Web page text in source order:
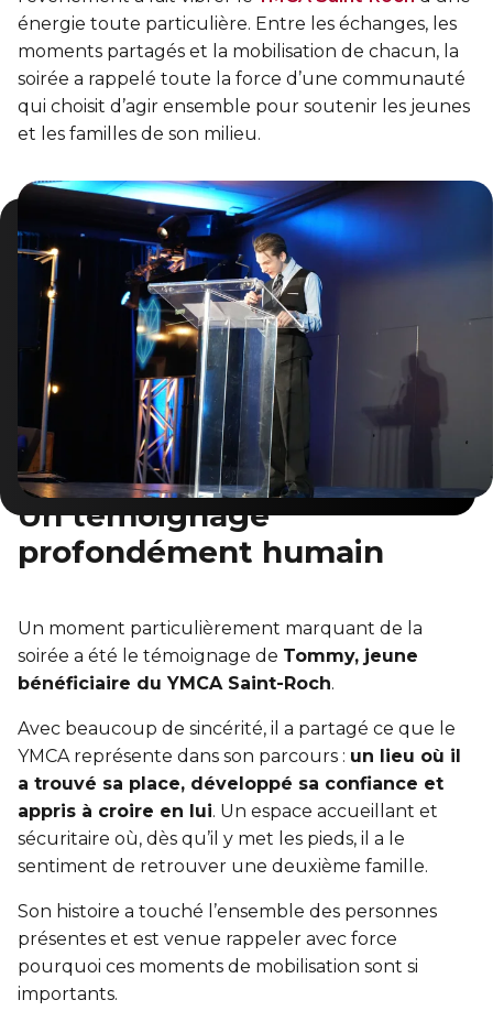
Entraînement privé
Activités et sports au gymnase
Sports pour enfants
Tennis Victoria (Québec)
ACTIVITÉS AQUATIQUES
Piscine
Cours de natation pour enfants
Cours de natation pour adultes
Cours d'aquaforme
Longueurs et bain libres
Sauvetage
FORFAITS FAMILLE, ÉCOLE ET ENTREPRISE
Hébergement et location d'équipements
Transition primaire-secondaire
ENGAGEMENT ET LEADERSHIP
Café coop
Coop d'initiation à l'entrepreneuriat collectif
Voir tout
SPORTS
Cours de natation pour enfants
Sports pour enfants
ÉCHANGES CULTURELS
ZONES JEUNESSE
Trouver une Zone jeunesse
En sortant de détention
Voir tout
HÉBERGEMENT TEMPORAIRE
Résidence YMCA Tupper
Résidence YMCA Port-Royal
énergie toute particulière. Entre les échanges, les
moments partagés et la mobilisation de chacun, la
soirée a rappelé toute la force d’une communauté
qui choisit d’agir ensemble pour soutenir les jeunes
et les familles de son milieu.
Un témoignage
profondément humain
Un moment particulièrement marquant de la
soirée a été le témoignage de Tommy, jeune
bénéficiaire du YMCA Saint-Roch.
Avec beaucoup de sincérité, il a partagé ce que le
YMCA représente dans son parcours : un lieu où il
a trouvé sa place, développé sa confiance et
appris à croire en lui. Un espace accueillant et
sécuritaire où, dès qu’il y met les pieds, il a le
sentiment de retrouver une deuxième famille.
Son histoire a touché l’ensemble des personnes
présentes et est venue rappeler avec force
pourquoi ces moments de mobilisation sont si
importants.